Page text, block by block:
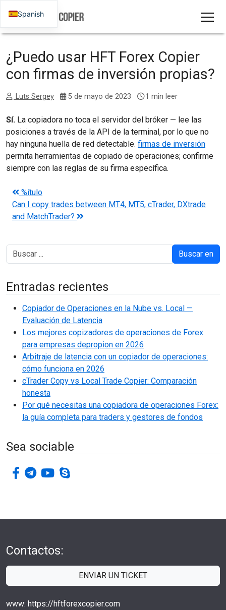
¿Puedo usar HFT Forex Copier
con firmas de inversión propias?
Luts Sergey 5 de mayo de 2023 1 min leer
Sí. La copiadora no toca el servidor del bróker — lee las
posiciones a través de la API de la terminal, por lo que no
hay ninguna huella de red detectable. firmas de inversión
permita herramientas de copiado de operaciones; confirme
siempre con las reglas de su firma específica.
Navegación posterior
%ítulo
Can I copy trades between MT4, MT5, cTrader, DXtrade
and MatchTrader?
Buscar en
Entradas recientes
Copiador de Operaciones en la Nube vs. Local —
Evaluación de Latencia
Los mejores copizadores de operaciones de Forex
para empresas depropion en 2026
Arbitraje de latencia con un copiador de operaciones:
cómo funciona en 2026
cTrader Copy vs Local Trade Copier: Comparación
honesta
Por qué necesitas una copiadora de operaciones Forex:
la guía completa para traders y gestores de fondos
Sea sociable
facebook-f
telegrama
youtubeskype
Contactos:
ENVIAR UN TICKET
www: https://hftforexcopier.com
Spanish